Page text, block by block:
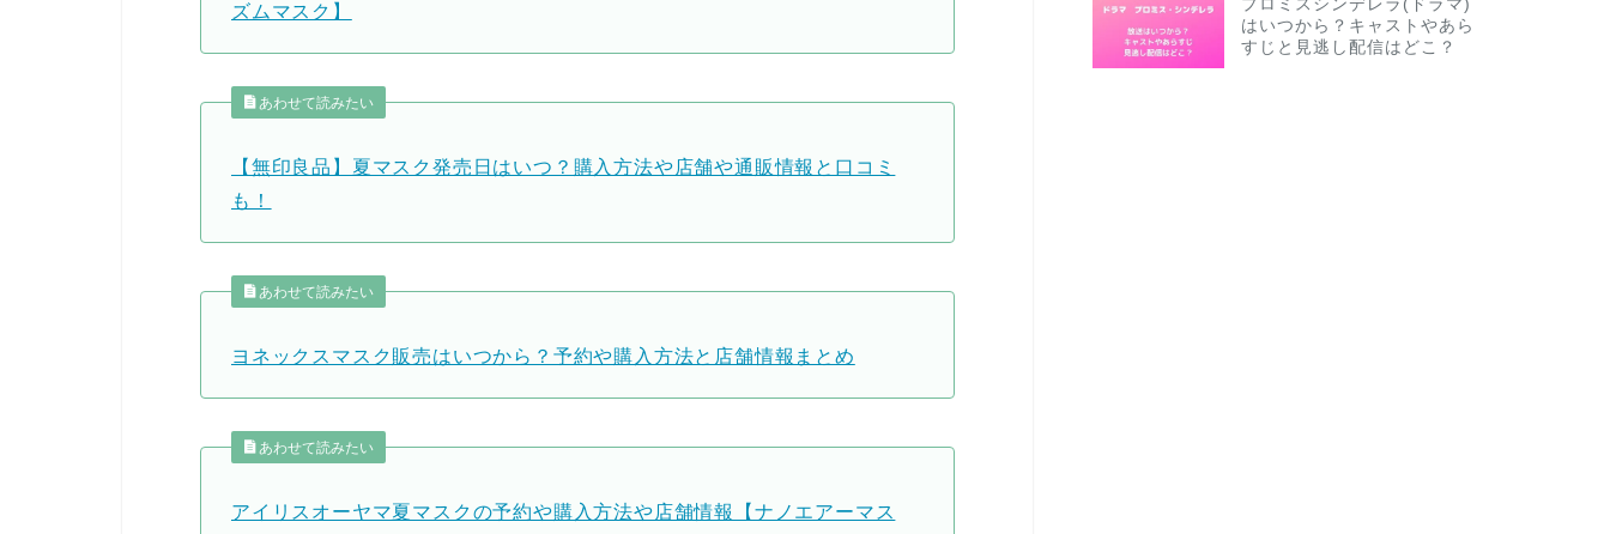
ズムマスク】
あわせて読みたい
【無印良品】夏マスク発売日はいつ？購入方法や店舗や通販情報と口コミ
も！
あわせて読みたい
ヨネックスマスク販売はいつから？予約や購入方法と店舗情報まとめ
あわせて読みたい
アイリスオーヤマ夏マスクの予約や購入方法や店舗情報【ナノエアーマス
プロミスシンデレラ(ドラマ)
はいつから？キャストやあら
すじと見逃し配信はどこ？